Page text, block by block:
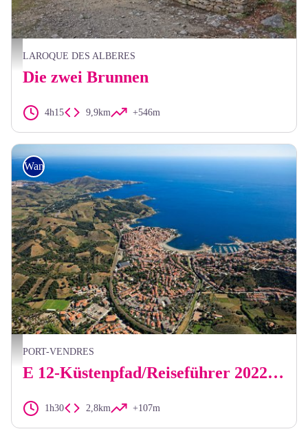
Elisabeth Coste
LAROQUE DES ALBERES
Die zwei Brunnen
4h15 9,9km +546m
Frédéric Hédelin
Wandern
PORT-VENDRES
E 12-Küstenpfad/Reiseführer 2022) Paulilles - Plage des Elmes/Banyuls-sur-Mer
1h30 2,8km +107m